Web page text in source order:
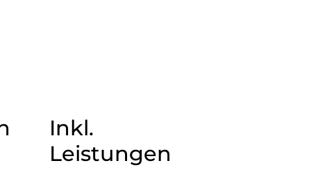
Inkl.
Leistungen